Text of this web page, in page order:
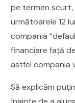
pe termen
următoarele 12
compania
financiare față
astfel compania
Să explicăm